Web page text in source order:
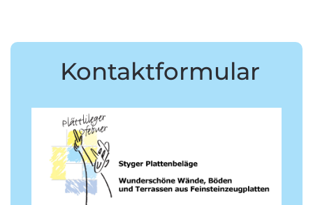
Kontaktformular